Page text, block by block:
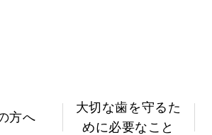
方へ
大切な歯を守るた
めに必要なこと